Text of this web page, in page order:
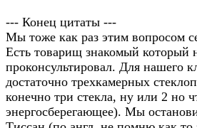
--- Конец цитаты ---
Мы тоже как раз этим вопросом
Есть товарищ знакомый который
проконсультировал. Для нашего
достаточно трехкамерных
конечно три стекла, ну или 2 но
энергосберегающее). Мы